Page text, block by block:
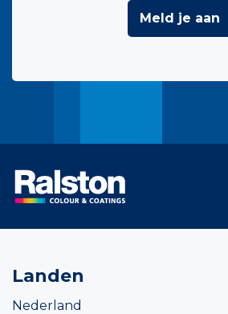
Meld je aan
Landen
Nederland